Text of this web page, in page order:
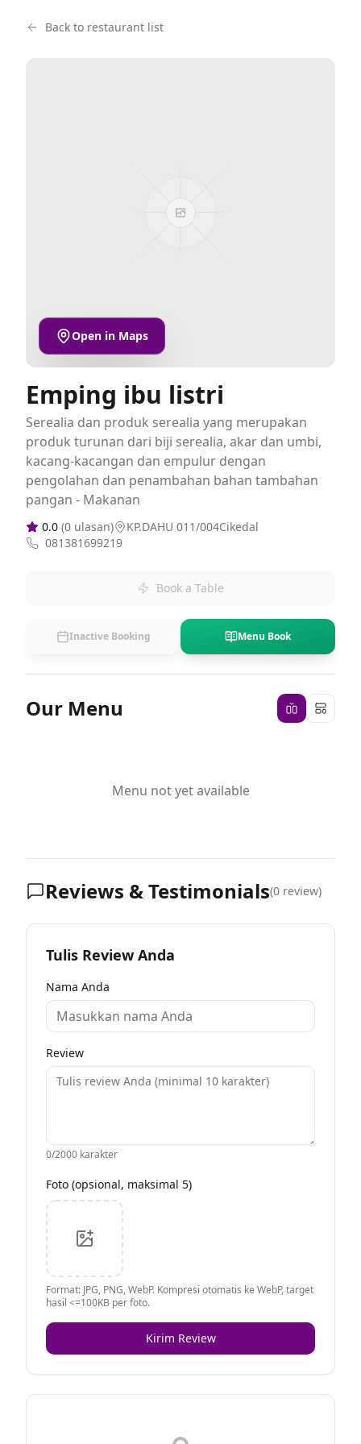
Back to restaurant list
Open in Maps
Emping ibu listri
Serealia dan produk serealia yang merupakan
produk turunan dari biji serealia, akar dan umbi,
kacang-kacangan dan empulur dengan
pengolahan dan penambahan bahan tambahan
pangan - Makanan
0.0 (0 ulasan)
KP.DAHU 011/004Cikedal
081381699219
Book a Table
Inactive Booking Menu Book
Our Menu
Menu not yet available
Reviews & Testimonials(0 review)
Tulis Review Anda
Nama Anda
Review
0/2000 karakter
Foto (opsional, maksimal 5)
Format: JPG, PNG, WebP. Kompresi otomatis ke WebP, target
hasil <=100KB per foto.
Kirim Review